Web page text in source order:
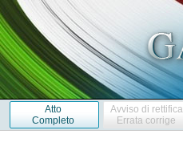
Atto
Completo
Avviso di rettifica
Errata corrige